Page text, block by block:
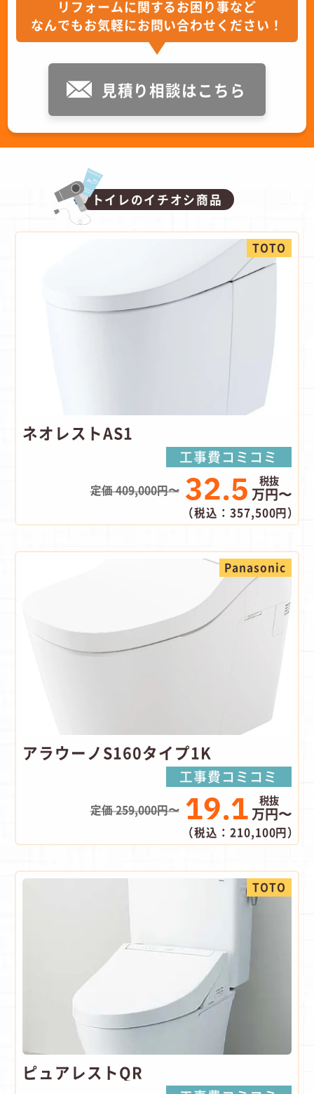
リフォームに関するお困り事など
なんでもお気軽にお問い合わせください！
見積り相談はこちら
トイレのイチオシ商品
TOTO
ネオレストAS1
工事費コミコミ
定価 409,000円〜 32.5 万円〜
（税込：357,500円）
Panasonic
アラウーノS160タイプ1K
工事費コミコミ
定価 259,000円〜 19.1 万円〜
（税込：210,100円）
TOTO
ピュアレストQR